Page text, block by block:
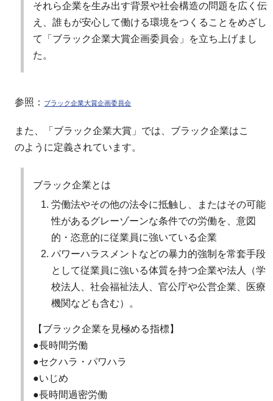
それら企業を生み出す背景や社会構造の問題を広く伝
え、誰もが安心して働ける環境をつくることをめざし
て「ブラック企業大賞企画委員会」を立ち上げまし
た。
参照： ブラック企業大賞企画委員会
また、「ブラック企業大賞」では、ブラック企業はこ
のように定義されています。
ブラック企業とは
労働法やその他の法令に抵触し、またはその可能
性があるグレーゾーンな条件での労働を、意図
的・恣意的に従業員に強いている企業
パワーハラスメントなどの暴力的強制を常套手段
として従業員に強いる体質を持つ企業や法人（学
校法人、社会福祉法人、官公庁や公営企業、医療
機関なども含む）。
【ブラック企業を見極める指標】
●長時間労働
●セクハラ・パワハラ
●いじめ
●長時間過密労働